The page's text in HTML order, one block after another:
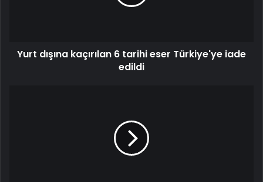
Yurt dışına kaçırılan 6 tarihi eser Türkiye'ye iade
edildi